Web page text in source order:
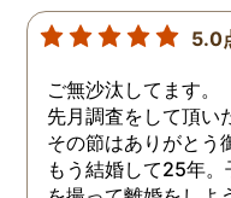
5.0
ご無沙汰してます。
先月調査をして頂い
その節はありがとう
もう結婚して25年